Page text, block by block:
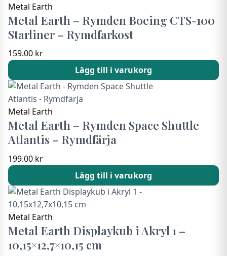
Metal Earth
Metal Earth – Rymden Boeing CTS-100
Starliner – Rymdfarkost
159.00 kr
Lägg till i varukorg
Metal Earth
Metal Earth – Rymden Space Shuttle
Atlantis – Rymdfärja
199.00 kr
Lägg till i varukorg
Metal Earth
Metal Earth Displaykub i Akryl 1 –
10,15×12,7×10,15 cm